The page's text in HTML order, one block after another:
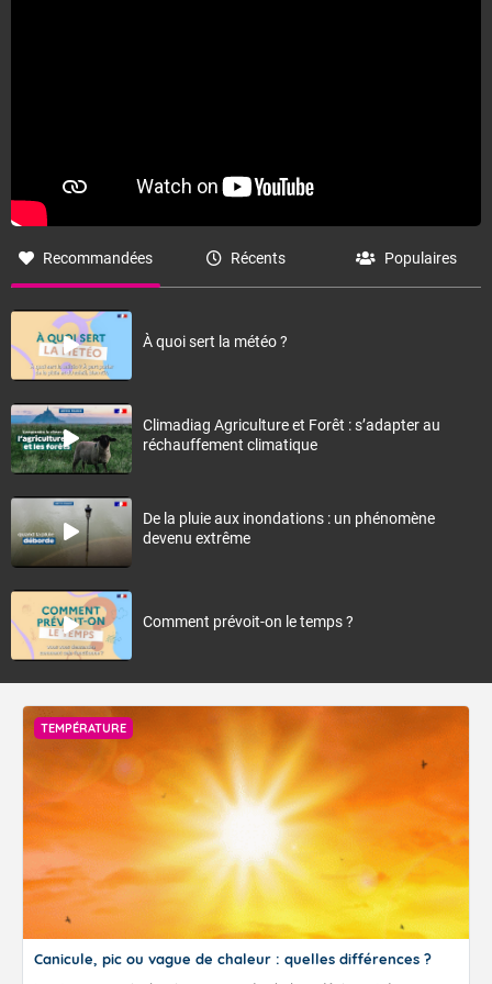
Recommandées Récents Populaires
À quoi sert la météo ?
Climadiag Agriculture et Forêt : s’adapter au
réchauffement climatique
De la pluie aux inondations : un phénomène
devenu extrême
Comment prévoit-on le temps ?
TEMPÉRATURE
Canicule, pic ou vague de chaleur : quelles différences ?